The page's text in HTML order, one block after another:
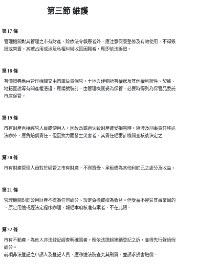
第三節 維護
第 17 條
  管理機關對其管理之市有財產，除依法令報廢者外，應注意保養整修及有效使用，不得毀
第 18 條
  有價證券應由管理機關交由市庫負責保管。土地與建物所有權狀及其他權利證件、契據、
  地籍圖說等有關產權憑證，應編號裝訂，由管理機關妥為保管，必要時得列為保管品委託
第 19 條
  市有財產直接經管人員或使用人，因故意或過失致財產遭受損害時，除涉及刑事責任移送
第 20 條
第 21 條
  管理機關對於公用財產不得為任何處分、設定負擔或擅為收益。但受益不違背其事業目的
第 22 條
  市有不動產，為他人非法登記經查明確實者，應依法提起塗銷登記之訴，並得先行聲請假
  處分。